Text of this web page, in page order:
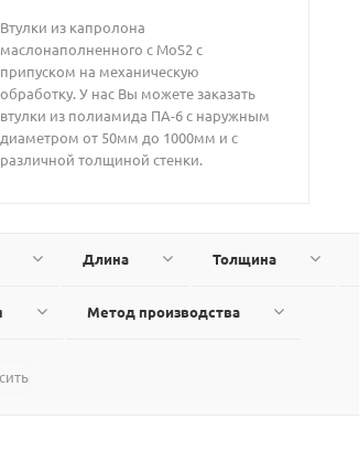
Втулки из капролона
маслонаполненного с MoS2 с
припуском на механическую
обработку. У нас Вы можете заказать
втулки из полиамида ПА-6 с наружным
диаметром от 50мм до 1000мм и с
различной толщиной стенки.
Длина Толщина
Метод производства